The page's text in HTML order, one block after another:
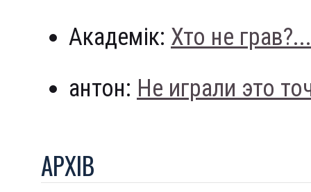
Академік: Хто не грав?...
антон: Не играли это
АРХIВ